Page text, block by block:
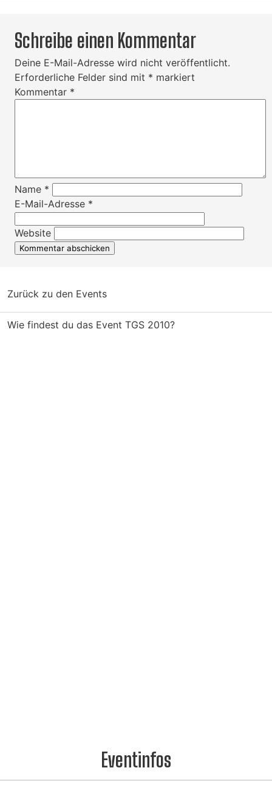
Schreibe einen Kommentar
Deine E-Mail-Adresse wird nicht veröffentlicht.
Erforderliche Felder sind mit * markiert
Kommentar *
Name *
E-Mail-Adresse *
Website
Zurück zu den Events
Wie findest du das Event TGS 2010?
Eventinfos